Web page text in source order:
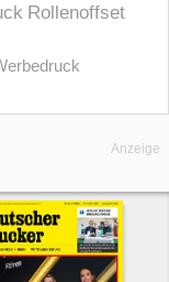
Rollenoffset
Anzeige